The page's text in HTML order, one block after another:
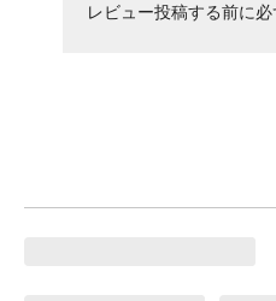
レビュー投稿する前に必